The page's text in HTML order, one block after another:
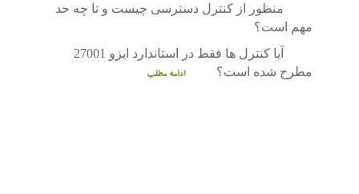
منظور از کنترل دسترسی چیست و تا چه حد
مهم است؟
آیا کنترل ها فقط در استاندارد ایزو 27001
مطرح شده است؟
ادامه مطلب